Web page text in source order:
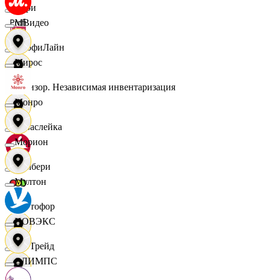
Пери
ПрофиЛайн
Ревизор. Независимая инвентаризация
Саваслейка
Самбери
Светофор
СетТрейд
МВидео
Мирос
Монро
Морион
Мултон
НОВЭКС
ОЛИМПС